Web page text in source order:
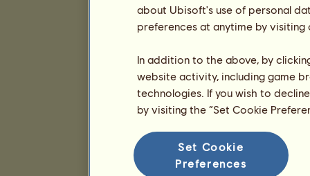
about Ubisoft's use of personal
preferences at anytime by
In addition to the above, by
website activity, including game
technologies. If you wish to
by visiting the “Set Cookie
Set Cookie
Preferences